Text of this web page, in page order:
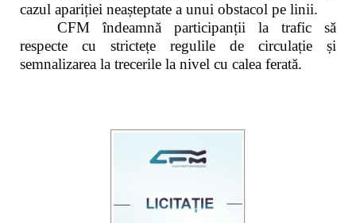
cazul apariției neașteptate a unui obstacol pe linii.
CFM îndeamnă participanții la trafic să
respecte cu strictețe regulile de circulație și
semnalizarea la trecerile la nivel cu calea ferată.